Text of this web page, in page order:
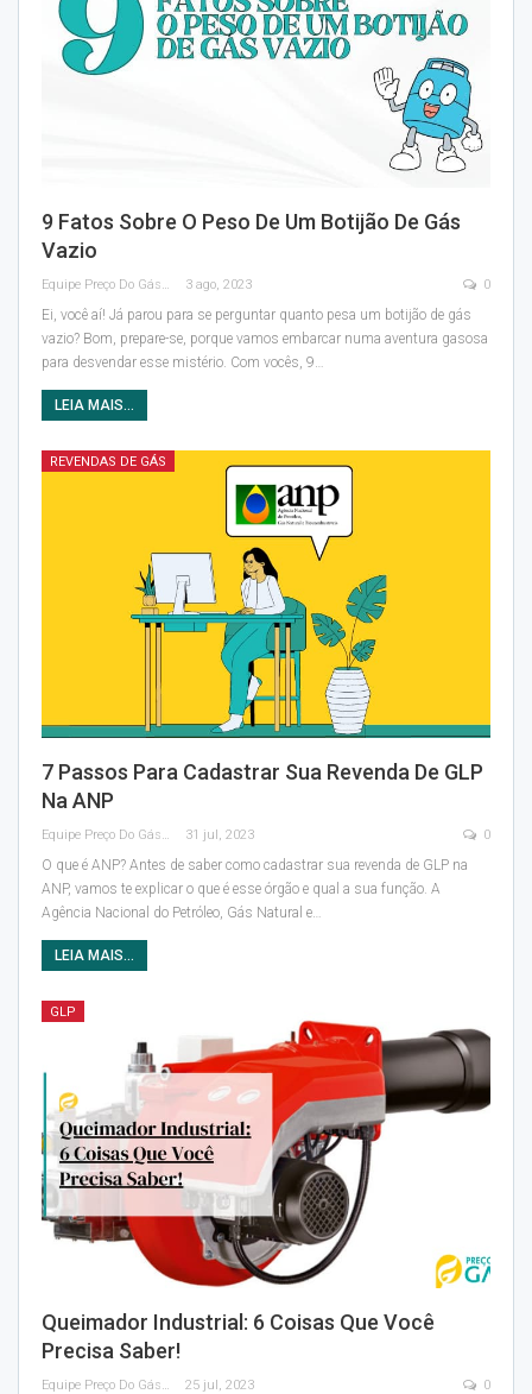
9 Fatos Sobre O Peso De Um Botijão De Gás
Vazio
Equipe Preço Do Gás 3 ago, 2023 0
Ei, você aí! Já parou para se perguntar quanto pesa um botijão de gás
vazio? Bom, prepare-se, porque vamos embarcar numa aventura gasosa
para desvendar esse mistério. Com vocês, 9…
LEIA MAIS...
REVENDAS DE GÁS
7 Passos Para Cadastrar Sua Revenda De GLP
Na ANP
Equipe Preço Do Gás 31 jul, 2023 0
O que é ANP? Antes de saber como cadastrar sua revenda de GLP na
ANP, vamos te explicar o que é esse órgão e qual a sua função. A
Agência Nacional do Petróleo, Gás Natural e…
LEIA MAIS...
GLP
Queimador Industrial: 6 Coisas Que Você
Precisa Saber!
Equipe Preço Do Gás 25 jul, 2023 0